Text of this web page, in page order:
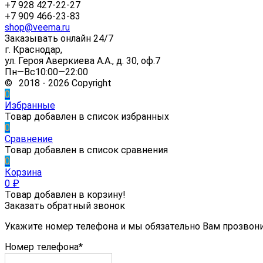
+7 928 427-22-27
+7 909 466-23-83
shop@veema.ru
Заказывать онлайн 24/7
г. Краснодар,
ул. Героя Аверкиева А.А., д. 30, оф.7
Пн—Вс10:00—22:00
© 2018 - 2026 Copyright
0
Избранные
Товар добавлен в список избранных
0
Сравнение
Товар добавлен в список сравнения
0
Корзина
0 ₽
Товар добавлен в корзину!
Заказать обратный звонок
Укажите номер телефона и мы обязательно Вам
Номер телефона*